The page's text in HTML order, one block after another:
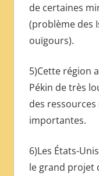
de certaines
(problème des
ouïgours).
5)Cette région
Pékin de très
des
importantes.
6)Les États-
le grand projet